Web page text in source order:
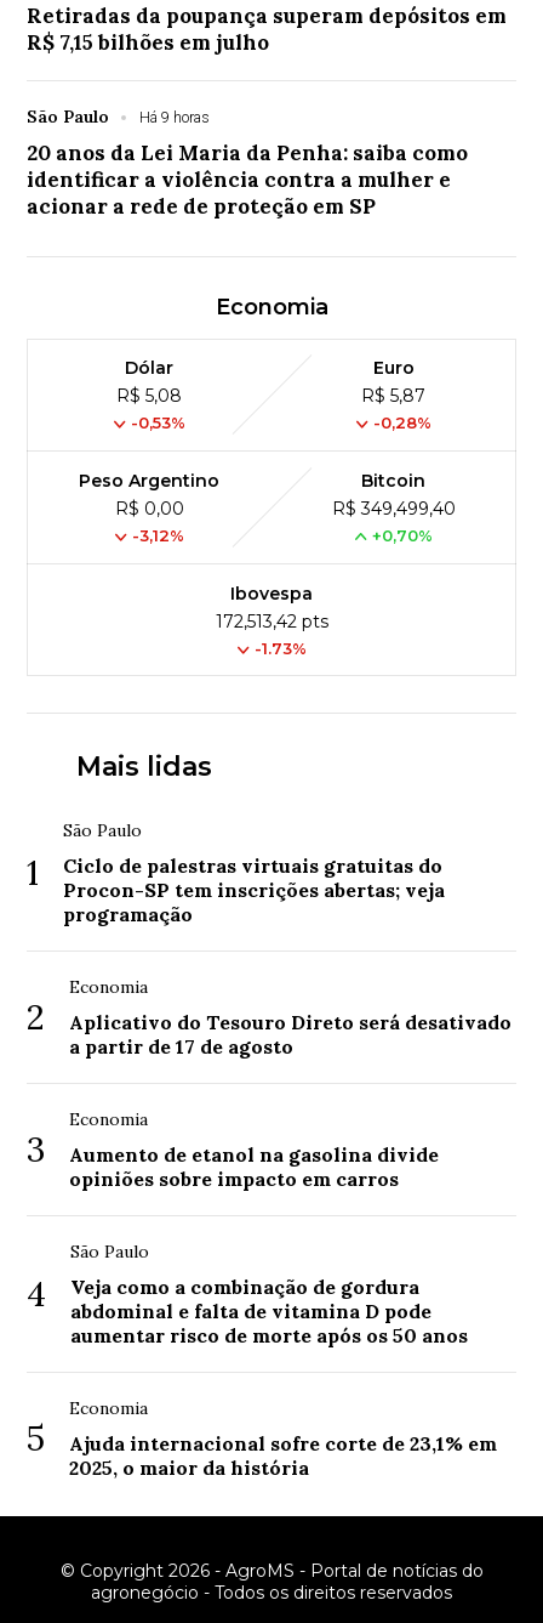
Retiradas da poupança superam depósitos em
R$ 7,15 bilhões em julho
São Paulo Há 9 horas
20 anos da Lei Maria da Penha: saiba como
identificar a violência contra a mulher e
acionar a rede de proteção em SP
Economia
Dólar
R$ 5,08
-0,53%
Euro
R$ 5,87
-0,28%
Peso Argentino
R$ 0,00
-3,12%
Bitcoin
R$ 349,499,40
+0,70%
Ibovespa
172,513,42 pts
-1.73%
Mais lidas
1
São Paulo
Ciclo de palestras virtuais gratuitas do
Procon-SP tem inscrições abertas; veja
programação
2
Economia
Aplicativo do Tesouro Direto será desativado
a partir de 17 de agosto
3
Economia
Aumento de etanol na gasolina divide
opiniões sobre impacto em carros
4
São Paulo
Veja como a combinação de gordura
abdominal e falta de vitamina D pode
aumentar risco de morte após os 50 anos
5
Economia
Ajuda internacional sofre corte de 23,1% em
2025, o maior da história
© Copyright 2026 - AgroMS - Portal de notícias do
agronegócio - Todos os direitos reservados